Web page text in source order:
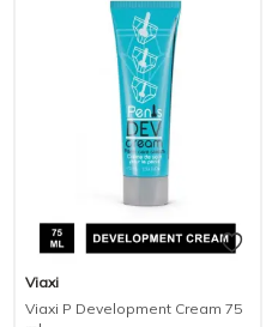
Viaxi
Viaxi P Development Cream 75